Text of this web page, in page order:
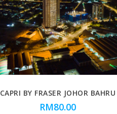
CAPRI BY FRASER JOHOR BAHRU
RM80.00